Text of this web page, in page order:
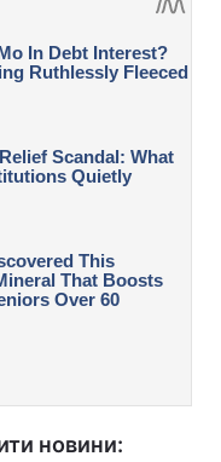
новини: